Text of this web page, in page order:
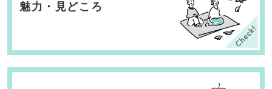
魅力・ 見どころ